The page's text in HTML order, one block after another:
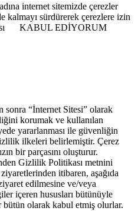
internet sitemizde çerezler
kalmayı sürdürerek çerezlere izin
KABUL EDİYORUM
“İnternet Sitesi” olarak
korumak ve kullanılan
yararlanması ile güvenliğin
ilkeleri belirlemiştir. Çerez
bir parçasını oluşturur.
Gizlilik Politikası metnini
itibaren, aşağıda
edilmesine ve/veya
içeren hususları bütünüyle
bütün olarak kabul etmiş olurlar.